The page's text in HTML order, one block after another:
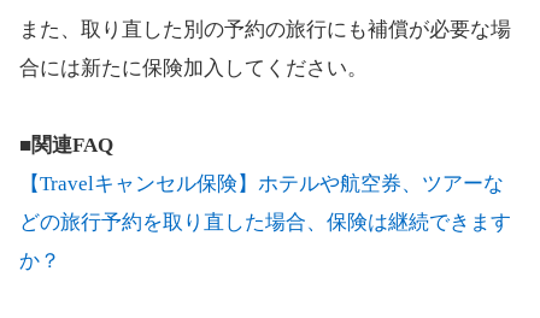
また、取り直した別の予約の旅行にも補償が必要な場
合には新たに保険加入してください。
■関連FAQ
【Travelキャンセル保険】ホテルや航空券、ツアーな
どの旅行予約を取り直した場合、保険は継続できます
か？